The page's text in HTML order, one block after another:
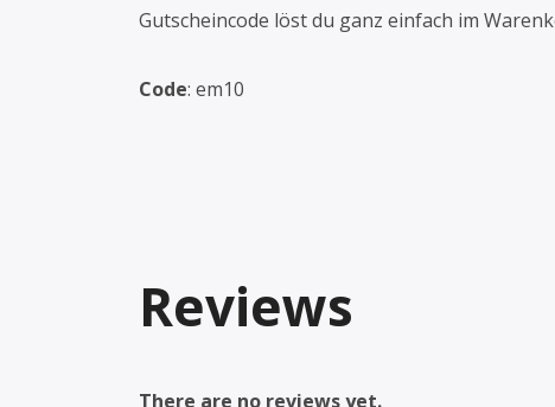
Gutscheincode löst du ganz einfach im
Code: em10
Reviews
There are no reviews yet.